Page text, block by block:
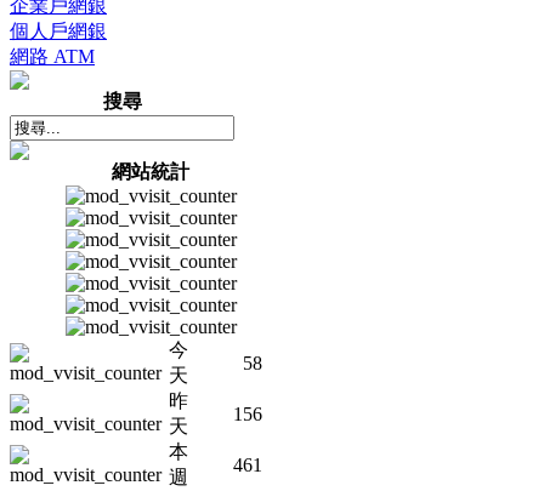
企業戶網銀
個人戶網銀
網路 ATM
搜尋
網站統計
今
天
58
昨
天
156
本
週
461